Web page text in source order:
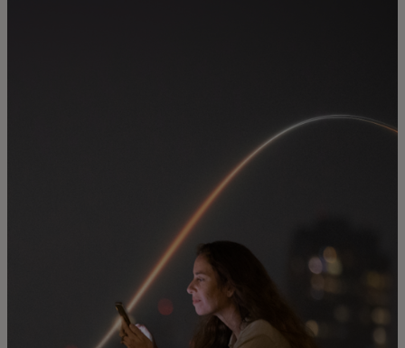
สำหรับผู้สร้างนวัตกรรม
ข่าวสารและแนวโน้ม